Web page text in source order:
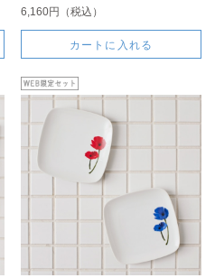
6,160円（税込）
カートに入れる